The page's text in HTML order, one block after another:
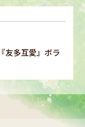
友多互愛』ボラ